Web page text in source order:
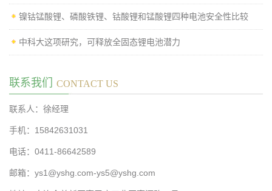
镍钴锰酸锂、磷酸铁锂、钴酸锂和锰酸锂四种电池安全性比较
中科大这项研究，可释放全固态锂电池潜力
联系我们 CONTACT US
联系人：徐经理
手机：15842631031
电话：0411-86642589
邮箱：ys1@yshg.com-ys5@yshg.com